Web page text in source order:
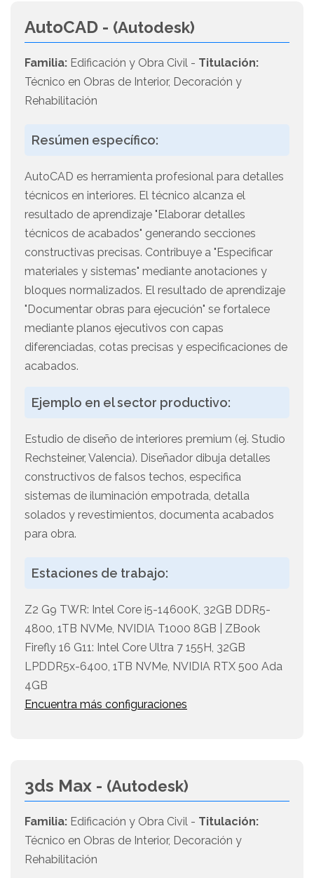
AutoCAD - (Autodesk)
Familia: Edificación y Obra Civil - Titulación:
Técnico en Obras de Interior, Decoración y
Rehabilitación
Resúmen específico:
AutoCAD es herramienta profesional para detalles
técnicos en interiores. El técnico alcanza el
resultado de aprendizaje "Elaborar detalles
técnicos de acabados" generando secciones
constructivas precisas. Contribuye a "Especificar
materiales y sistemas" mediante anotaciones y
bloques normalizados. El resultado de aprendizaje
"Documentar obras para ejecución" se fortalece
mediante planos ejecutivos con capas
diferenciadas, cotas precisas y especificaciones de
acabados.
Ejemplo en el sector productivo:
Estudio de diseño de interiores premium (ej. Studio
Rechsteiner, Valencia). Diseñador dibuja detalles
constructivos de falsos techos, especifica
sistemas de iluminación empotrada, detalla
solados y revestimientos, documenta acabados
para obra.
Estaciones de trabajo:
Z2 G9 TWR: Intel Core i5-14600K, 32GB DDR5-
4800, 1TB NVMe, NVIDIA T1000 8GB | ZBook
Firefly 16 G11: Intel Core Ultra 7 155H, 32GB
LPDDR5x-6400, 1TB NVMe, NVIDIA RTX 500 Ada
4GB
Encuentra más configuraciones
3ds Max - (Autodesk)
Familia: Edificación y Obra Civil - Titulación:
Técnico en Obras de Interior, Decoración y
Rehabilitación